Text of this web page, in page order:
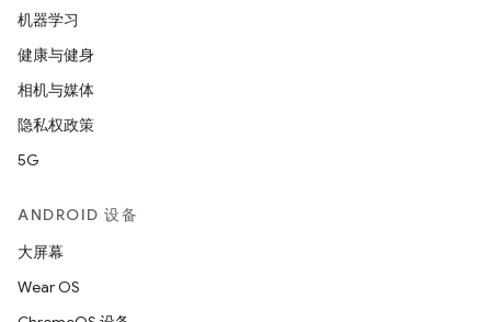
机器学习
健康与健身
相机与媒体
隐私权政策
5G
ANDROID 设备
大屏幕
Wear OS